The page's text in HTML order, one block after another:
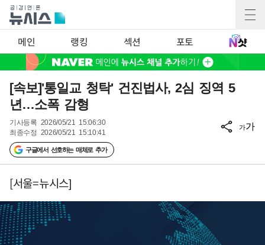
메인 랭킹 섹션 포토
[속보]'통일교 청탁' 건진법사, 2심 징역 5
년…소폭 감형
기사등록 2026/05/21 15:06:30
최종수정 2026/05/21 15:10:41
구글에서 선호하는 매체로 추가
가가
[서울=뉴시스]